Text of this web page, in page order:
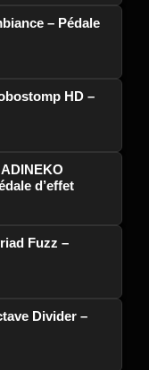
– Pédale
HD –
d’effet
Fuzz –
Divider –